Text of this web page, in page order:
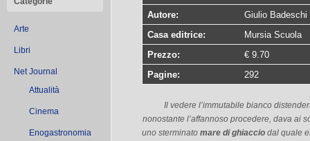
Arte
Libri
Net Journal
Attualità
Cinema
Enogastronomia
Autore:
Giulio Badeschi
Casa editrice:
Mursia Scuola
Prezzo:
€ 9.70
Pagine:
292
Il vedere l’immutabile bianco
nonostante l’affannoso procedere, dava ai
uno sterminatomare di ghiaccio dal quale